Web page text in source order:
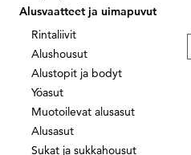
Alusvaatteet ja uimapuvut
Rintaliivit
Alushousut
Alustopit ja bodyt
Yöasut
Muotoilevat alusasut
Alusasut
Sukat ja sukkahousut